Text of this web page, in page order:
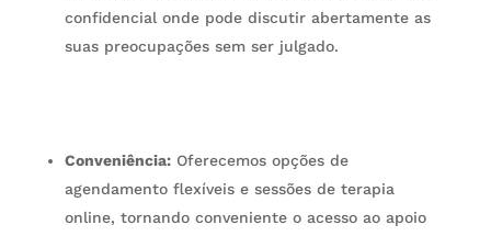
confidencial onde pode discutir abertamente as
suas preocupações sem ser julgado.
Conveniência:Oferecemos opções de
agendamento flexíveis e sessões de terapia
online, tornando conveniente o acesso ao apoio